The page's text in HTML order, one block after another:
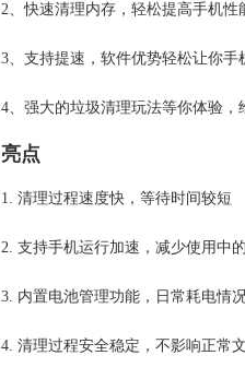
2、快速清理内存，轻松提高手机性
3、支持提速，软件优势轻松让你手
4、强大的垃圾清理玩法等你体验，
亮点
1. 清理过程速度快，等待时间较短
2. 支持手机运行加速，减少使用中
3. 内置电池管理功能，日常耗电情
4. 清理过程安全稳定，不影响正常